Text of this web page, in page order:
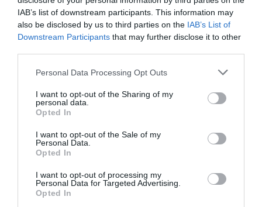
IAB’s list of downstream participants. This information may
also be disclosed by us to third parties on the IAB’s List of
Downstream Participants that may further disclose it to other
Please note that this website/app uses one or more Google
not limited to your visit or usage behaviour. You may click to
grant or deny consent to Google and its third-party tags to
use your data for below specified purposes in below Google
consent section.
Personal Data Processing Opt Outs
I want to opt-out of the Sharing of my
personal data.
Opted In
I want to opt-out of the Sale of my
Personal Data.
Opted In
I want to opt-out of processing my
Personal Data for Targeted Advertising.
Opted In
ΕΛΛΑΔΑ
ΓΣΕΒΕΕ: Καλεί σε κινητοποίηση τα μέλη της